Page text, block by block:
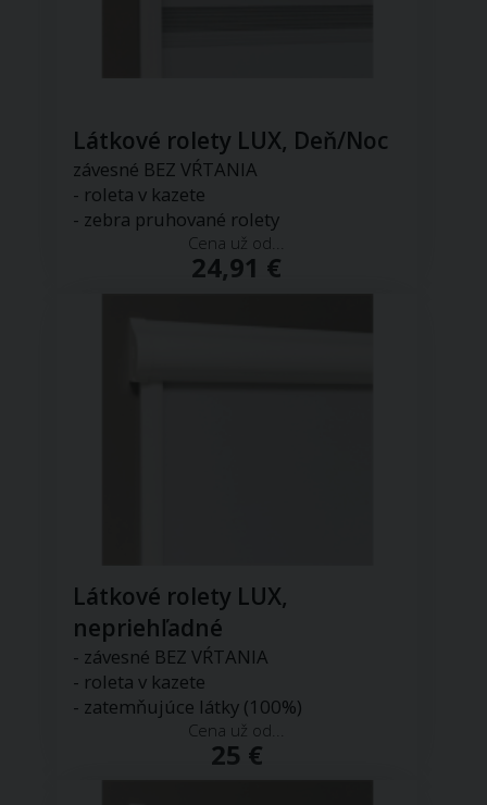
Látkové rolety LUX, Deň/Noc
závesné BEZ VŔTANIA
- roleta v kazete
- zebra pruhované rolety
Cena už od...
24,91 €
Látkové rolety LUX,
nepriehľadné
- závesné BEZ VŔTANIA
- roleta v kazete
- zatemňujúce látky (100%)
Cena už od...
25 €